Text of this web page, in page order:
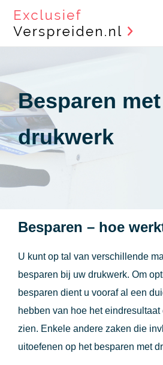
Besparen met
drukwerk
Besparen – hoe
U kunt op tal van verschillende
besparen bij uw drukwerk. Om
besparen dient u vooraf al een
hebben van hoe het
zien. Enkele andere zaken die
uitoefenen op het besparen met